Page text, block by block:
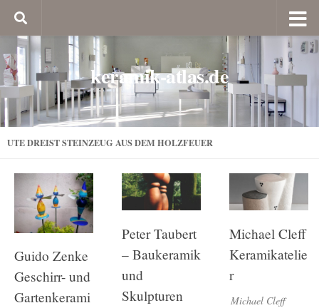
keramik-atlas.de
UTE DREIST STEINZEUG AUS DEM HOLZFEUER
Guido Zenke
Geschirr- und
Gartenkerami
Peter Taubert
– Baukeramik
und
Skulpturen
Michael Cleff
Keramikatelie
r
Michael Cleff